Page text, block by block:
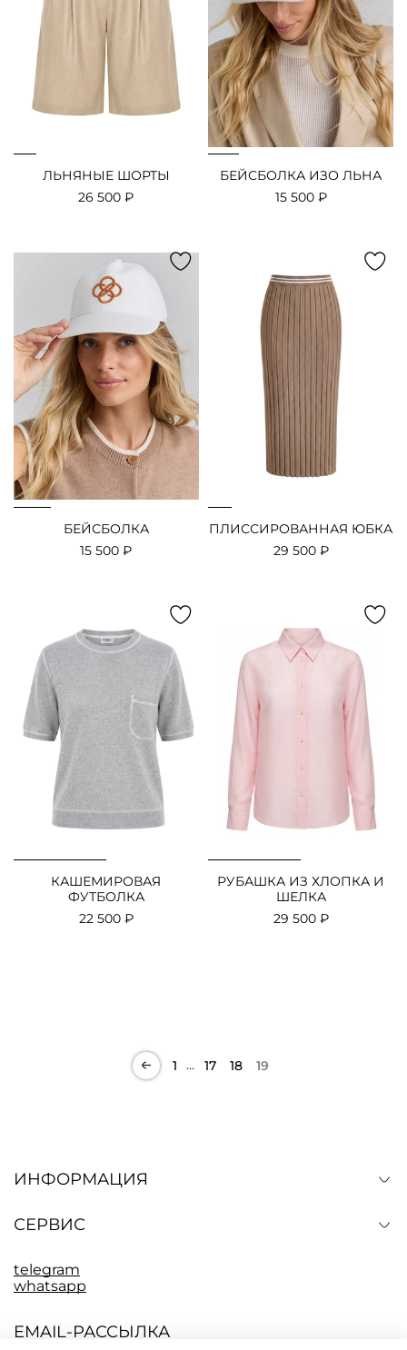
ЛЬНЯНЫЕ ШОРТЫ
26 500 ₽
БЕЙСБОЛКА ИЗО ЛЬНА
15 500 ₽
БЕЙСБОЛКА
15 500 ₽
ПЛИССИРОВАННАЯ ЮБКА
29 500 ₽
КАШЕМИРОВАЯ
ФУТБОЛКА
22 500 ₽
РУБАШКА ИЗ ХЛОПКА И
ШЕЛКА
29 500 ₽
1 … 17 18 19
ИНФОРМАЦИЯ
СЕРВИС
telegram
whatsapp
EMAIL-РАССЫЛКА